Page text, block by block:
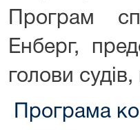
Програм
Енберг,
голови
Програма